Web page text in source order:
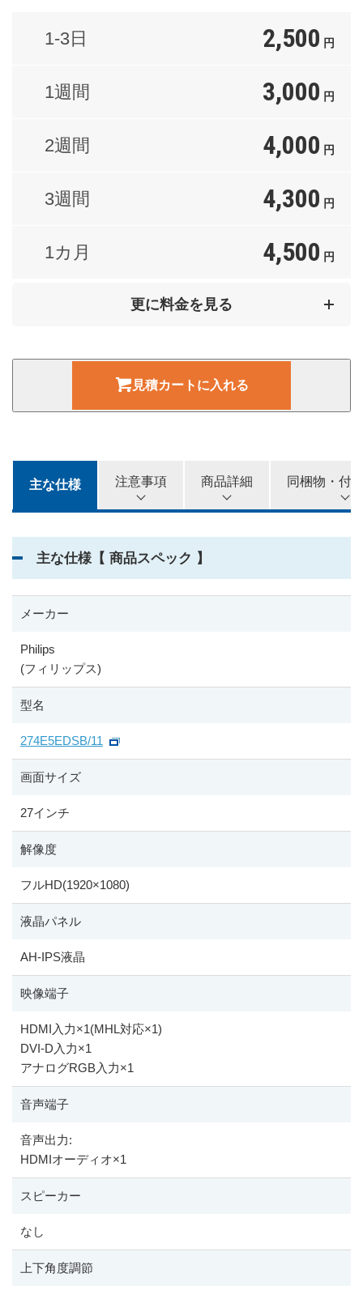
1-3日 2,500 円
1週間 3,000 円
2週間 4,000 円
3週間 4,300 円
1カ月 4,500 円
円
3カ月 9,000円
4カ月 11,000
5カ月
6カ月 13,000
更に料金を見る
見積カートに入れる
主な仕様 注意事項 商品詳細 同梱物・付
主な仕様【 商品スペック 】
メーカー
Philips
(フィリップス)
型名
274E5EDSB/11
画面サイズ
27インチ
解像度
フルHD(1920×1080)
液晶パネル
AH-IPS液晶
映像端子
HDMI入力×1(MHL対応×1)
DVI-D入力×1
アナログRGB入力×1
音声端子
音声出力:
HDMIオーディオ×1
スピーカー
なし
上下角度調節